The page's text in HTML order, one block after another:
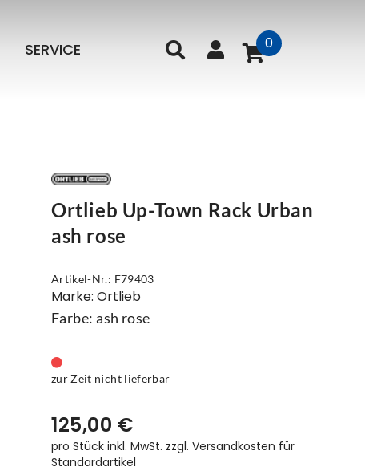
SERVICE 0
Ortlieb Up-Town Rack Urban
ash rose
Artikel-Nr.: F79403
Marke: Ortlieb
Farbe: ash rose
zur Zeit nicht lieferbar
125,00 €
pro Stück inkl. MwSt. zzgl. Versandkosten für
Standardartikel